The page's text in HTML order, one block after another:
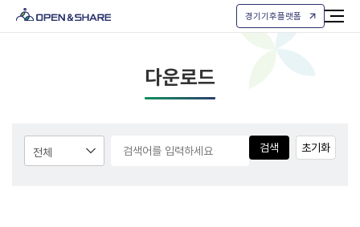
경기기후플랫폼
다운로드
검색 초기화